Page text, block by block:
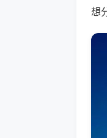
想